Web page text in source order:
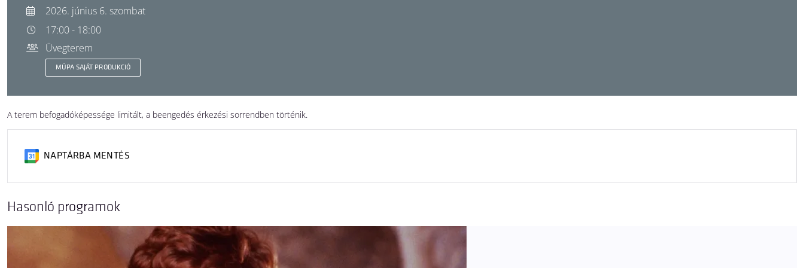
2026. június 6. szombat
17:00 - 18:00
Üvegterem
MÜPA SAJÁT PRODUKCIÓ
A terem befogadóképessége limitált, a beengedés érkezési sorrendben történik.
NAPTÁRBA MENTÉS
Hasonló programok